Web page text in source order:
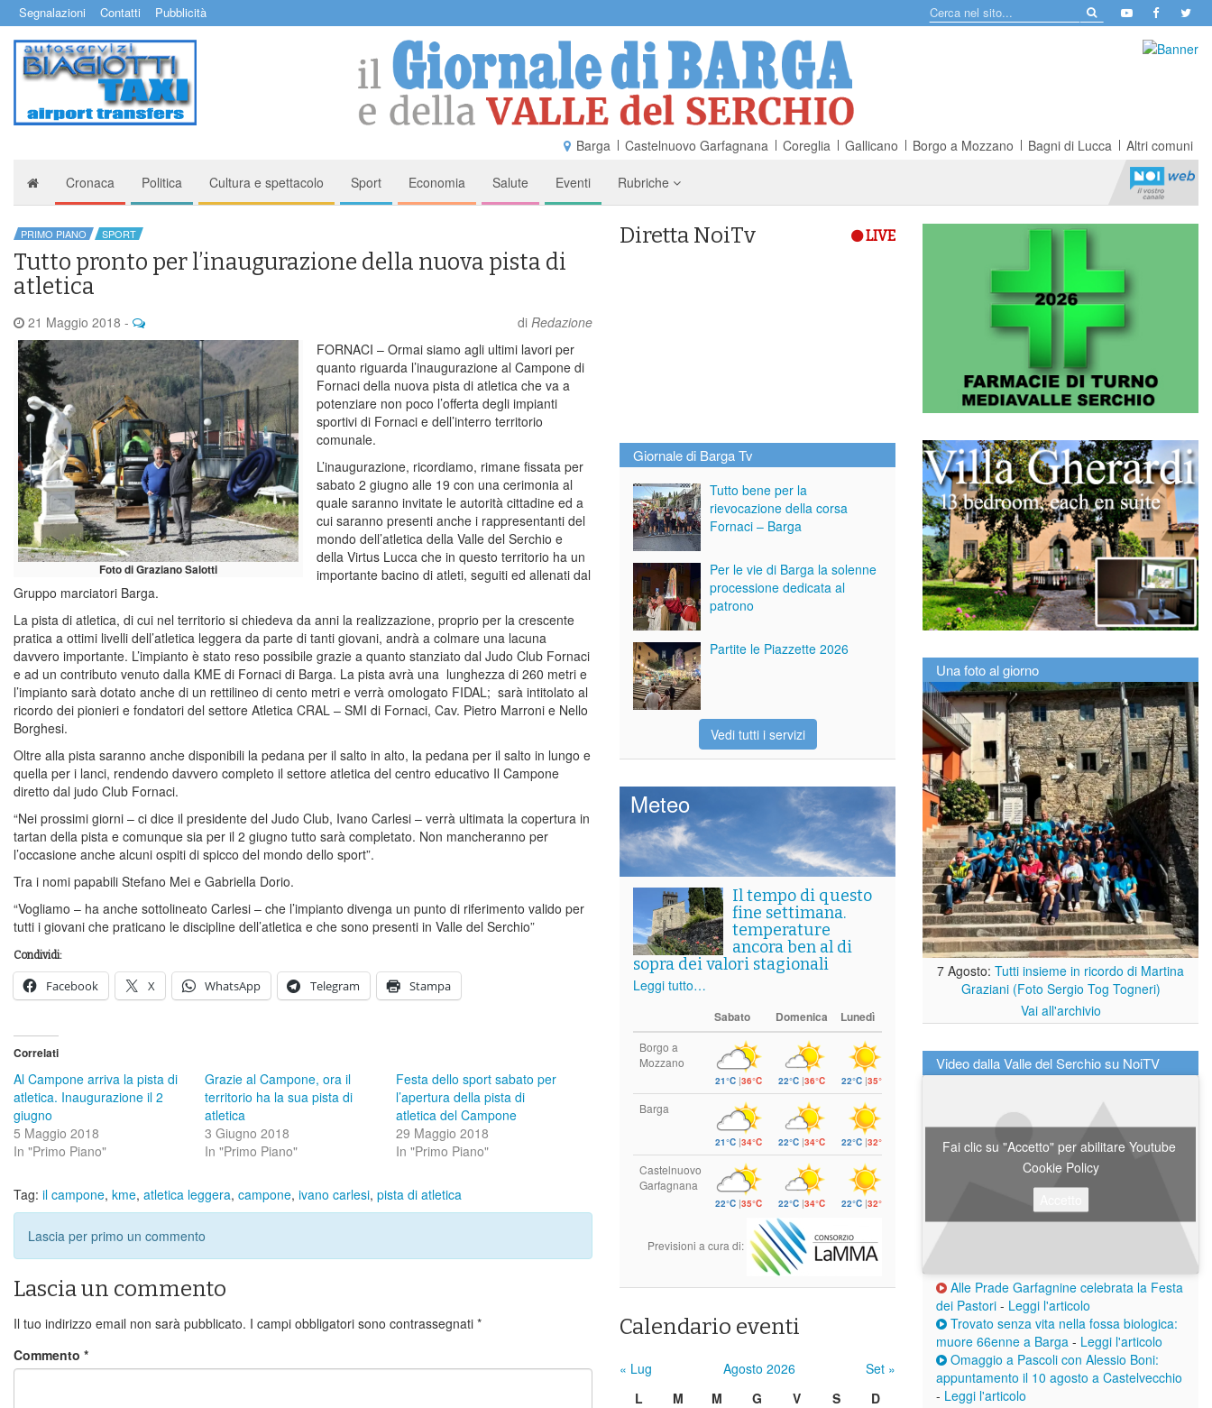
Segnalazioni Contatti Pubblicità
Barga Castelnuovo Garfagnana Coreglia Gallicano Borgo a Mozzano Bagni di Lucca Altri comuni
Cronaca Politica Cultura e spettacolo Sport Economia Salute Eventi Rubriche
PRIMO PIANO SPORT
Tutto pronto per l’inaugurazione della nuova pista di
atletica
21 Maggio 2018 - di Redazione
Foto di Graziano Salotti
FORNACI – Ormai siamo agli ultimi lavori per
quanto riguarda l’inaugurazione al Campone di
Fornaci della nuova pista di atletica che va a
potenziare non poco l’offerta degli impianti
sportivi di Fornaci e dell’interro territorio
comunale.
L’inaugurazione, ricordiamo, rimane fissata per
sabato 2 giugno alle 19 con una cerimonia al
quale saranno invitate le autorità cittadine ed a
cui saranno presenti anche i rappresentanti del
mondo dell’atletica della Valle del Serchio e
della Virtus Lucca che in questo territorio ha un
importante bacino di atleti, seguiti ed allenati dal
Gruppo marciatori Barga.
La pista di atletica, di cui nel territorio si chiedeva da anni la realizzazione, proprio per la crescente
pratica a ottimi livelli dell’atletica leggera da parte di tanti giovani, andrà a colmare una lacuna
davvero importante. L’impianto è stato reso possibile grazie a quanto stanziato dal Judo Club Fornaci
e ad un contributo venuto dalla KME di Fornaci di Barga. La pista avrà una lunghezza di 260 metri e
l’impianto sarà dotato anche di un rettilineo di cento metri e verrà omologato FIDAL; sarà intitolato al
ricordo dei pionieri e fondatori del settore Atletica CRAL – SMI di Fornaci, Cav. Pietro Marroni e Nello
Borghesi.
Oltre alla pista saranno anche disponibili la pedana per il salto in alto, la pedana per il salto in lungo e
quella per i lanci, rendendo davvero completo il settore atletica del centro educativo Il Campone
diretto dal judo Club Fornaci.
“Nei prossimi giorni – ci dice il presidente del Judo Club, Ivano Carlesi – verrà ultimata la copertura in
tartan della pista e comunque sia per il 2 giugno tutto sarà completato. Non mancheranno per
l’occasione anche alcuni ospiti di spicco del mondo dello sport”.
Tra i nomi papabili Stefano Mei e Gabriella Dorio.
“Vogliamo – ha anche sottolineato Carlesi – che l’impianto divenga un punto di riferimento valido per
tutti i giovani che praticano le discipline dell’atletica e che sono presenti in Valle del Serchio”
Condividi:
Facebook X WhatsApp Telegram Stampa
Correlati
Al Campone arriva la pista di
atletica. Inaugurazione il 2
giugno
5 Maggio 2018
In "Primo Piano"
Grazie al Campone, ora il
territorio ha la sua pista di
atletica
3 Giugno 2018
In "Primo Piano"
Festa dello sport sabato per
l’apertura della pista di
atletica del Campone
29 Maggio 2018
In "Primo Piano"
Tag: il campone, kme, atletica leggera, campone, ivano carlesi, pista di atletica
Lascia per primo un commento
Lascia un commento
Il tuo indirizzo email non sarà pubblicato. I campi obbligatori sono contrassegnati *
Commento *
Diretta NoiTv LIVE
Giornale di Barga Tv
Tutto bene per la
rievocazione della corsa
Fornaci – Barga
Per le vie di Barga la solenne
processione dedicata al
patrono
Partite le Piazzette 2026
Vedi tutti i servizi
Meteo
Il tempo di questo
fine settimana.
temperature
ancora ben al di
sopra dei valori stagionali
Leggi tutto…
Sabato Domenica Lunedì
Borgo a
Mozzano
21°C |36°C 22°C |36°C 22°C |35°C
Barga
21°C |34°C 22°C |34°C 22°C |32°C
Castelnuovo
Garfagnana
22°C |35°C 22°C |34°C 22°C |32°C
Previsioni a cura di:
Calendario eventi
« Lug Agosto 2026
Set »
L
M M G V S
D
Una foto al giorno
7 Agosto: Tutti insieme in ricordo di Martina
Graziani (Foto Sergio Tog Togneri)
Vai all'archivio
Video dalla Valle del Serchio su NoiTV
Fai clic su "Accetto" per abilitare Youtube
Cookie Policy
Alle Prade Garfagnine celebrata la Festa
dei Pastori - Leggi l'articolo
Trovato senza vita nella fossa biologica:
muore 66enne a Barga - Leggi l'articolo
Omaggio a Pascoli con Alessio Boni:
appuntamento il 10 agosto a Castelvecchio
- Leggi l'articolo